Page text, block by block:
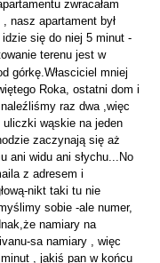
zwracałam
nasz apartament był
się do niej 5 minut -
terenu jest w
górkę.Własciciel mniej
Roka, ostatni dom i
raz dwa ,więc
wąskie na jeden
zaczynają się aż
ani widu ani słychu...No
z adresem i
nikt taki tu nie
sobie -ale numer,
namiary na
sa namiary , więc
, jakiś pan w końcu